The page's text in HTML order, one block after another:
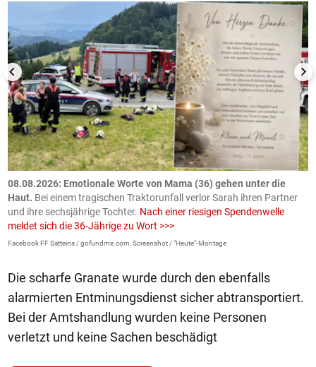
08.08.2026: Emotionale Worte von Mama (36) gehen unter die
Haut. Bei einem tragischen Traktorunfall verlor Sarah ihren Partner
und ihre sechsjährige Tochter. Nach einer riesigen Spendenwelle
meldet sich die 36-Jährige zu Wort >>>
Facebook FF Satteins / gofundme.com, Screenshot / "Heute"-Montage
Die scharfe Granate wurde durch den ebenfalls
alarmierten Entminungsdienst sicher abtransportiert.
Bei der Amtshandlung wurden keine Personen
verletzt und keine Sachen beschädigt